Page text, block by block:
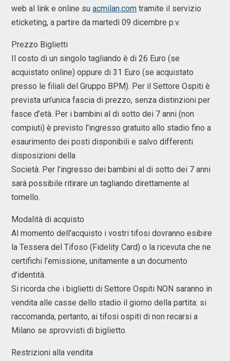
web al link e online su acmilan.com tramite il servizio
eticketing, a partire da martedì 09 dicembre p.v.
Prezzo Biglietti
Il costo di un singolo tagliando è di 26 Euro (se
acquistato online) oppure di 31 Euro (se acquistato
presso le filiali del Gruppo BPM). Per il Settore Ospiti è
prevista un’unica fascia di prezzo, senza distinzioni per
fasce d’età. Per i bambini al di sotto dei 7 anni (non
compiuti) è previsto l'ingresso gratuito allo stadio fino a
esaurimento dei posti disponibili e salvo differenti
disposizioni della
Società. Per l’ingresso dei bambini al di sotto dei 7 anni
sarà possibile ritirare un tagliando direttamente al
tornello.
Modalità di acquisto
Al momento dell’acquisto i vostri tifosi dovranno esibire
la Tessera del Tifoso (Fidelity Card) o la ricevuta che ne
certifichi l’emissione, unitamente a un documento
d’identità.
Si ricorda che i biglietti di Settore Ospiti NON saranno in
vendita alle casse dello stadio il giorno della partita: si
raccomanda, pertanto, ai tifosi ospiti di non recarsi a
Milano se sprovvisti di biglietto.
Restrizioni alla vendita